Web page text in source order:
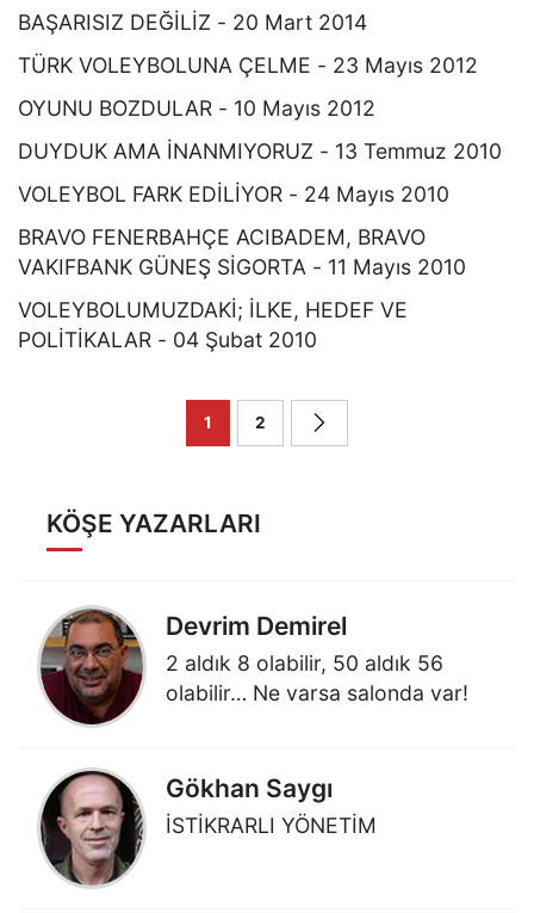
BAŞARISIZ DEĞİLİZ - 20 Mart 2014
TÜRK VOLEYBOLUNA ÇELME - 23 Mayıs 2012
OYUNU BOZDULAR - 10 Mayıs 2012
DUYDUK AMA İNANMIYORUZ - 13 Temmuz 2010
VOLEYBOL FARK EDİLİYOR - 24 Mayıs 2010
BRAVO FENERBAHÇE ACIBADEM, BRAVO
VAKIFBANK GÜNEŞ SİGORTA - 11 Mayıs 2010
VOLEYBOLUMUZDAKİ; İLKE, HEDEF VE
POLİTİKALAR - 04 Şubat 2010
1 2
KÖŞE YAZARLARI
Devrim Demirel
2 aldık 8 olabilir, 50 aldık 56
olabilir… Ne varsa salonda var!
Gökhan Saygı
İSTİKRARLI YÖNETİM